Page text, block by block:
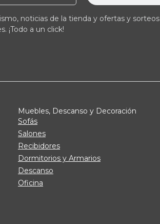
noticias de la tienda y ofertas y sorteos
¡Todo a un click!
Muebles, Descanso y Decoración
Sofás
Salones
Recibidores
Dormitorios y Armarios
Descanso
Oficina